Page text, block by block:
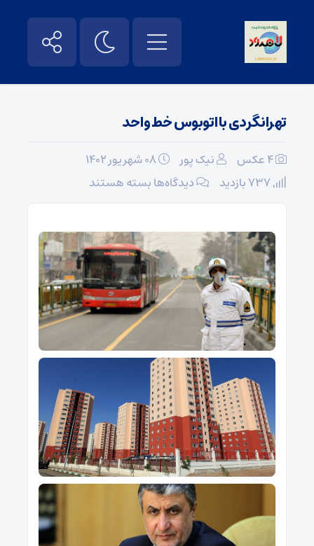
تهرانگردی با اتوبوس خط واحد
نیک پور
دیدگاه‌هابرای
اتوبوس
خط
واحد
بسته هستند